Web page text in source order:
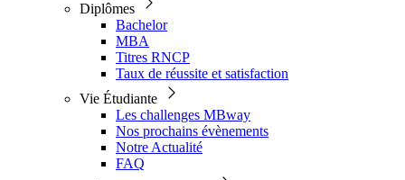
Diplômes
Bachelor
MBA
Titres RNCP
Taux de réussite et satisfaction
Vie Étudiante
Les challenges MBway
Nos prochains évènements
Notre Actualité
FAQ